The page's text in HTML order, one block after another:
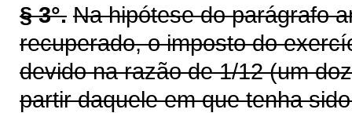
§ 3°. Na hipótese do parágrafo
recuperado, o imposto do
devido na razão de 1/12 (um
partir daquele em que tenha